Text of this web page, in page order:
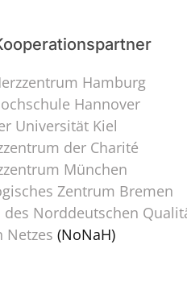
Hamburg
Hannover
Universität Kiel
der Charité
München
Zentrum Bremen
des Norddeutschen
Netzes (NoNaH)